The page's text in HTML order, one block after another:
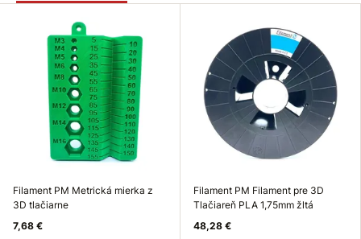
Filament PM Metrická mierka z
3D tlačiarne
7,68 €
Filament PM Filament pre 3D
Tlačiareň PLA 1,75mm žltá
48,28 €